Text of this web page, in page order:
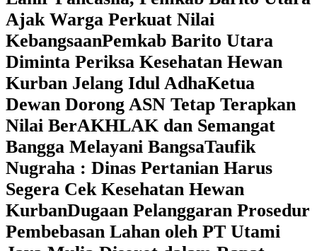
Ajak Warga Perkuat Nilai
KebangsaanPemkab Barito Utara
Diminta Periksa Kesehatan Hewan
Kurban Jelang Idul AdhaKetua
Dewan Dorong ASN Tetap Terapkan
Nilai BerAKHLAK dan Semangat
Bangga Melayani BangsaTaufik
Nugraha : Dinas Pertanian Harus
Segera Cek Kesehatan Hewan
KurbanDugaan Pelanggaran Prosedur
Pembebasan Lahan oleh PT Utami